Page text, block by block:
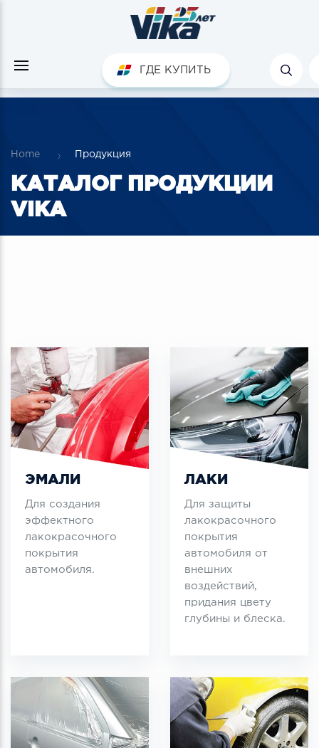
ГДЕ КУПИТЬ
Home Продукция
КАТАЛОГ ПРОДУКЦИИ
VIKA
ЭМАЛИ
Для создания
эффектного
лакокрасочного
покрытия
автомобиля.
ЛАКИ
Для защиты
лакокрасочного
покрытия
автомобиля от
внешних
воздействий,
придания цвету
глубины и блеска.